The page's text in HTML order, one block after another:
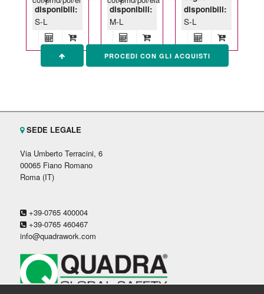
disponibili:
S-L
disponibili:
M-L
disponibili:
S-L
PROCEDI CON GLI ACQUISTI
SEDE LEGALE
Via Umberto Terracini, 6
00065 Fiano Romano
Roma (IT)
+39-0765 400004
+39-0765 460467
info@quadrawork.com